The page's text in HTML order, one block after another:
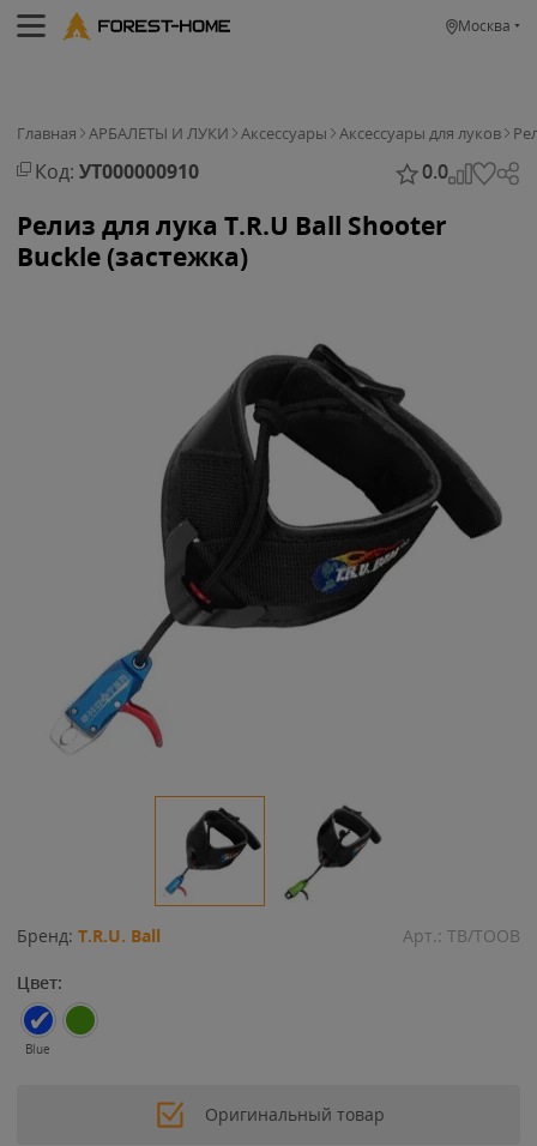
Москва
Главная АРБАЛЕТЫ И ЛУКИ Аксессуары Аксессуары для луков
Код: УТ000000910 0.0
Релиз для лука T.R.U Ball Shooter
Buckle (застежка)
Бренд: T.R.U. Ball Арт.: TB/TOOB
Цвет:
Blue
Оригинальный товар